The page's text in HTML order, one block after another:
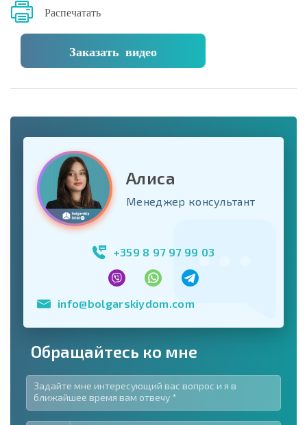
Распечатать
Заказать видео
Алиса
Менеджер консультант
+359 8 97 97 99 03
info@bolgarskiydom.com
Обращайтесь ко мне